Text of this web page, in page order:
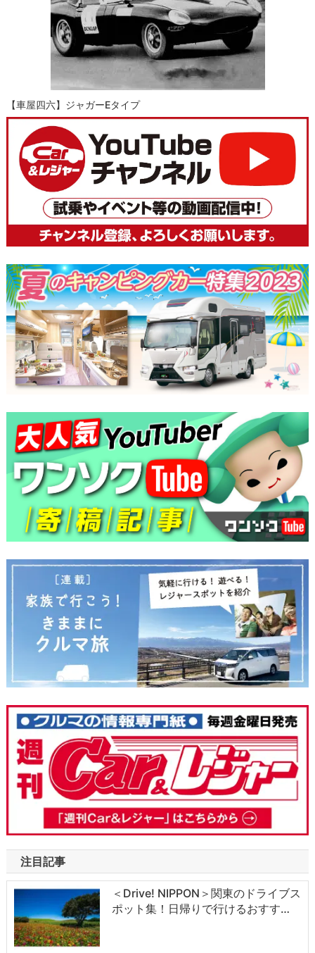
【車屋四六】ジャガーEタイプ
注目記事
＜Drive! NIPPON＞関東のドライブス
ポット集！日帰りで行けるおすす…